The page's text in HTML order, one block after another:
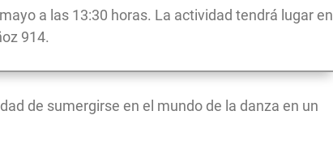
a las 13:30 horas. La actividad tendrá lugar en
914.
de sumergirse en el mundo de la danza en un